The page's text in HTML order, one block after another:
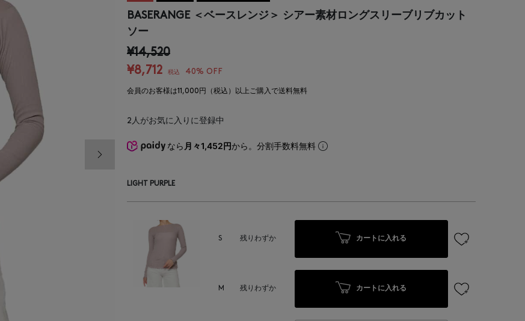
次の画像
BASERANGE ＜ベースレンジ＞ シアー素材ロングスリーブリブカット
ソー
¥14,520
¥8,712
税込 40% OFF
会員のお客様は11,000円（税込）以上ご購入で送料無料
2人がお気に入りに登録中
なら 月々1,452円から。分割手数料無料
LIGHT PURPLE
S 残りわずか カートに入れる
M 残りわずか カートに入れる